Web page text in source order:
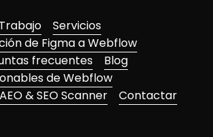
Trabajo
Servicios
de Figma a Webflow
frecuentes
Blog
de Webflow
& SEO Scanner
Contactar